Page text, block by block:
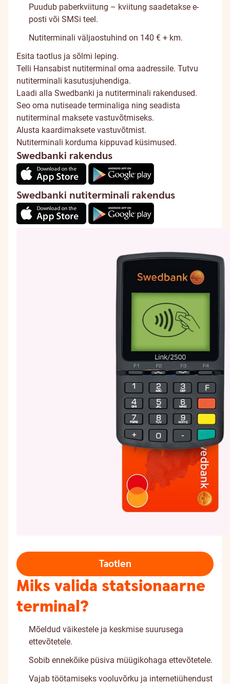
Puudub paberkviitung – kviitung saadetakse e-
posti või SMSi teel.
Nutiterminali väljaostuhind on 140 € + km.
Esita taotlus ja sõlmi leping.
Telli Hansabist nutiterminal oma aadressile. Tutvu
nutiterminali kasutusjuhendiga.
Laadi alla Swedbanki ja nutiterminali rakendused.
Seo oma nutiseade terminaliga ning seadista
nutiterminal maksete vastuvõtmiseks.
Alusta kaardimaksete vastuvõtmist.
Nutiterminali korduma kippuvad küsimused.
Swedbanki rakendus
Swedbanki nutiterminali rakendus
Taotlen
Miks valida statsionaarne
terminal?
Mõeldud väikestele ja keskmise suurusega
ettevõtetele.
Sobib ennekõike püsiva müügikohaga ettevõtetele.
Vajab töötamiseks vooluvõrku ja internetiühendust